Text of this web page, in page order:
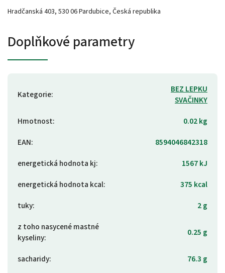
Hradčanská 403, 530 06 Pardubice, Česká republika
Doplňkové parametry
Kategorie:
BEZ LEPKU
SVAČINKY
Hmotnost:
0.02 kg
EAN:
8594046842318
energetická hodnota kj:
1567 kJ
energetická hodnota kcal:
375 kcal
tuky:
2 g
z toho nasycené mastné
kyseliny: 0.25 g
sacharidy:
76.3 g